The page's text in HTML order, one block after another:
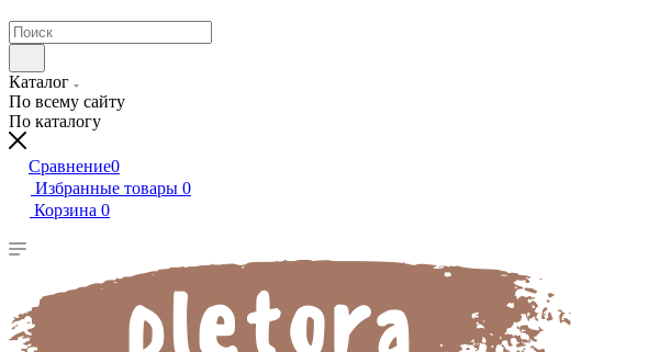
Каталог
По всему сайту
По каталогу
Сравнение0
Избранные товары 0
Корзина 0